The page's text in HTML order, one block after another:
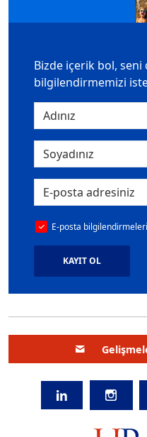
Bizde içerik bol,
bilgilendirmemizi
E-posta
KAYIT OL